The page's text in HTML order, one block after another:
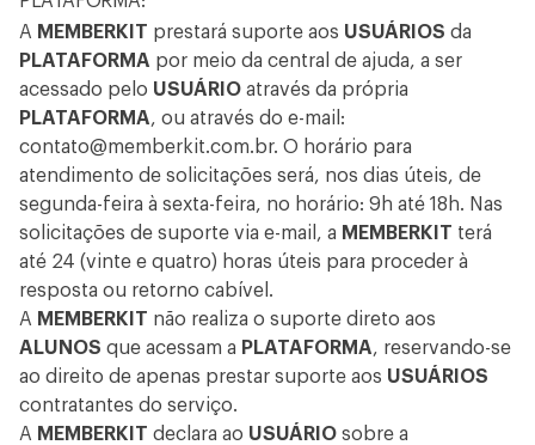
A MEMBERKIT prestará suporte aos USUÁRIOS da
PLATAFORMA por meio da central de ajuda, a ser
acessado pelo USUÁRIO através da própria
PLATAFORMA, ou através do e-mail:
contato@memberkit.com.br. O horário para
atendimento de solicitações será, nos dias úteis, de
segunda-feira à sexta-feira, no horário: 9h até 18h. Nas
solicitações de suporte via e-mail, a MEMBERKIT terá
até 24 (vinte e quatro) horas úteis para proceder à
resposta ou retorno cabível.
A MEMBERKIT não realiza o suporte direto aos
ALUNOS que acessam a PLATAFORMA, reservando-se
ao direito de apenas prestar suporte aos USUÁRIOS
contratantes do serviço.
A MEMBERKIT declara ao USUÁRIO sobre a